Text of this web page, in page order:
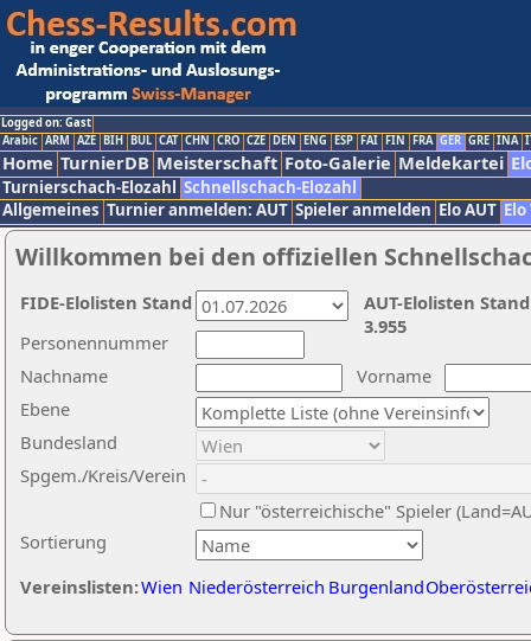
Logged on: Gast
Arabic ARM AZE BIH BUL CAT CHN CRO CZE DEN ENG ESP FAI FIN FRA GER GRE INA
Home TurnierDB Meisterschaft Foto-Galerie Meldekartei
Turnierschach-Elozahl Schnellschach-Elozahl
Allgemeines Turnier anmelden: AUT Spieler anmelden Elo AUT
Willkommen bei den offiziellen
Nachname
Vorname
Ebene
Sortierung
Personennummer
Bundesland
Spgem./Kreis/Verein
Nur "österreichische" Spieler
Vereinslisten:Wien Niederösterreich Burgenland
AUT-Elolisten
3.955
FIDE-Elolisten Stand